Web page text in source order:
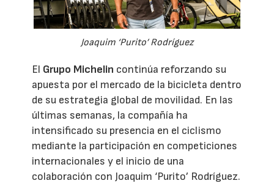
Joaquim ‘Purito’ Rodríguez
El Grupo Michelin continúa reforzando su
apuesta por el mercado de la bicicleta dentro
de su estrategia global de movilidad. En las
últimas semanas, la compañía ha
intensificado su presencia en el ciclismo
mediante la participación en competiciones
internacionales y el inicio de una
colaboración con Joaquim ‘Purito’ Rodríguez.